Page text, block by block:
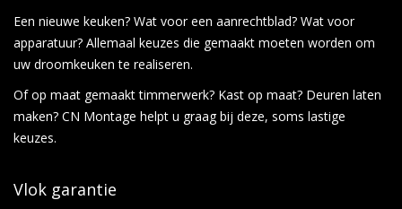
Een nieuwe keuken? Wat voor een aanrechtblad? Wat voor
apparatuur? Allemaal keuzes die gemaakt moeten worden om
uw droomkeuken te realiseren.
Of op maat gemaakt timmerwerk? Kast op maat? Deuren laten
maken? CN Montage helpt u graag bij deze, soms lastige
keuzes.
Vlok garantie